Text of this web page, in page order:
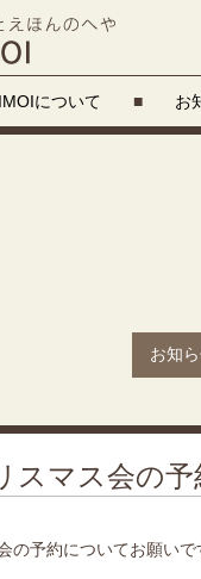
について ■ お
お知
スマス会の予
の予約についてお願いで